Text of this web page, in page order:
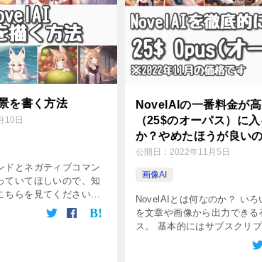
を書く方法
10日
ドとネガティブコマン
ていてほしいので、知
ちらを見てください。
描く場合はポジティブ
を入れる
NovelAIの一番料金が
（25$のオーパス）に
か？やめたほうが良い
てしまった私が説明しま
公開日： 2022年11月5日
画像AI
NovelAIとは何なのか？ いろ
を文章や画像から出力できる
ス。 基本的にはサブスクリ
で毎月の支払が必要です。
簡単に出力できます。 英語